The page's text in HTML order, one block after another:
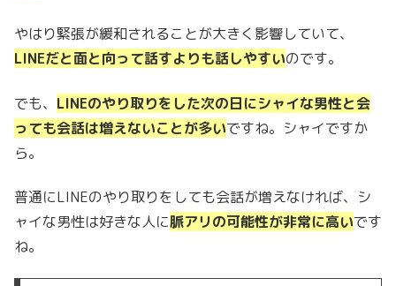
やはり緊張が緩和されることが大きく影響していて、
LINEだと面と向って話すよりも話しやすいのです。
でも、 LINEのやり取りをした次の日にシャイな男性と会
っても会話は増えないことが多いですね。シャイですか
ら。
普通にLINEのやり取りをしても会話が増えなければ、シ
ャイな男性は好きな人に脈アリの可能性が非常に高いです
ね。